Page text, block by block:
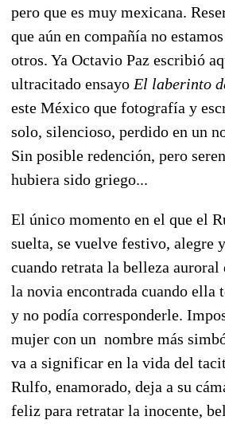
pero que es muy mexicana.
que aún en compañía no
otros. Ya Octavio Paz escribió
ultracitado ensayo El laberinto
este México que fotografía y
solo, silencioso, perdido en un
Sin posible redención, pero
hubiera sido griego...
El único momento en el que el
suelta, se vuelve festivo, alegre
cuando retrata la belleza
la novia encontrada cuando ella
y no podía corresponderle.
mujer con un nombre más
va a significar en la vida del
Rulfo, enamorado, deja a su
feliz para retratar la inocente,